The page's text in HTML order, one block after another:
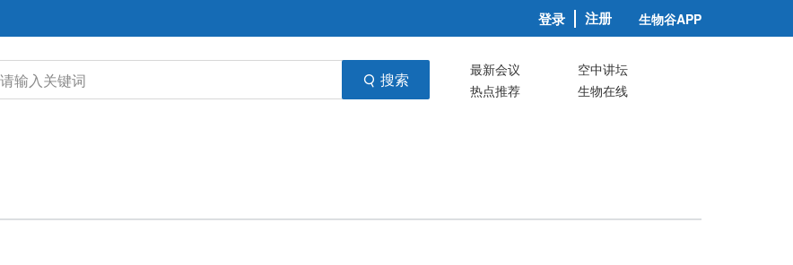
登录 注册 生物谷APP
搜索 最新会议
空中讲坛
热点推荐
生物在线